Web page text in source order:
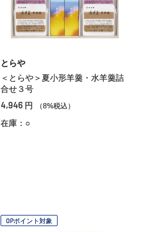
とらや
＜とらや＞夏小形羊羹・水羊羹詰
合せ３号
4,946 円 （8%税込）
在庫：○
OPポイント対象